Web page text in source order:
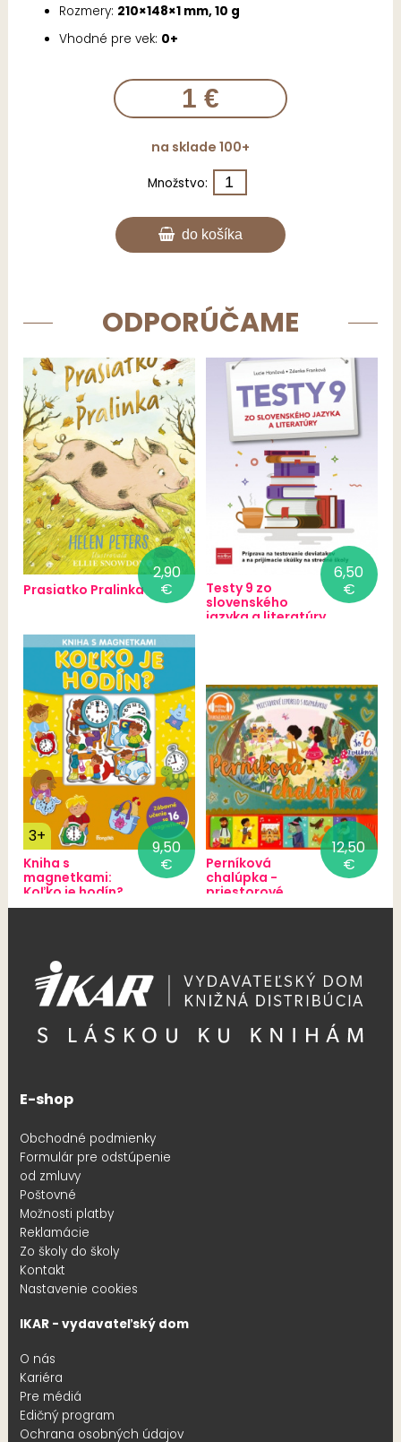
Rozmery: 210×148×1 mm, 10 g
Vhodné pre vek: 0+
1 €
na sklade 100+
Množstvo:
do košíka
ODPORÚČAME
2,90
€
Prasiatko Pralinka
6,50
€
Testy 9 zo
slovenského
jazyka a literatúry
3+
9,50
€
Kniha s
magnetkami:
Koľko je hodín?
12,50
€
Perníková
chalúpka -
priestorové
leporelo
E-shop
Obchodné podmienky
Formulár pre odstúpenie
od zmluvy
Poštovné
Možnosti platby
Reklamácie
Zo školy do školy
Kontakt
Nastavenie cookies
IKAR - vydavateľský dom
O nás
Kariéra
Pre médiá
Edičný program
Ochrana osobných údajov